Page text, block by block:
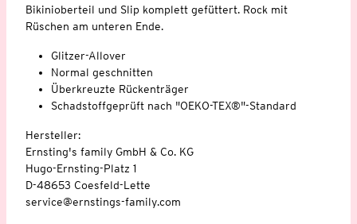
Bikinioberteil und Slip komplett gefüttert. Rock mit
Rüschen am unteren Ende.
Glitzer-Allover
Normal geschnitten
Überkreuzte Rückenträger
Schadstoffgeprüft nach "OEKO-TEX®"-Standard
Hersteller:
Ernsting's family GmbH & Co. KG
Hugo-Ernsting-Platz 1
D-48653 Coesfeld-Lette
service@ernstings-family.com